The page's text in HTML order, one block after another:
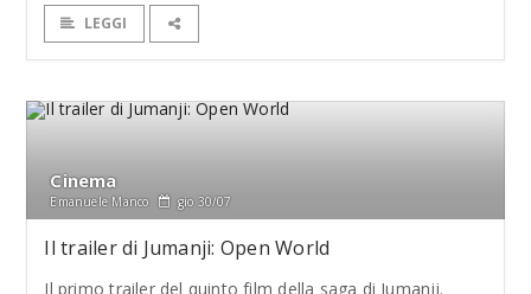
LEGGI
Cinema
Emanuele Manco gio 30/07
Il trailer di Jumanji: Open World
Il primo trailer del quinto film della saga di Jumanji.